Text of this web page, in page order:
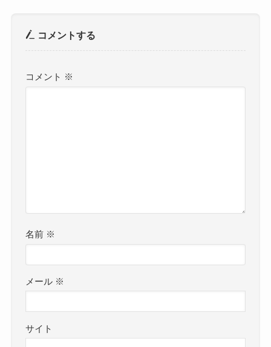
コメントする
コメント ※
名前 ※
メール ※
サイト